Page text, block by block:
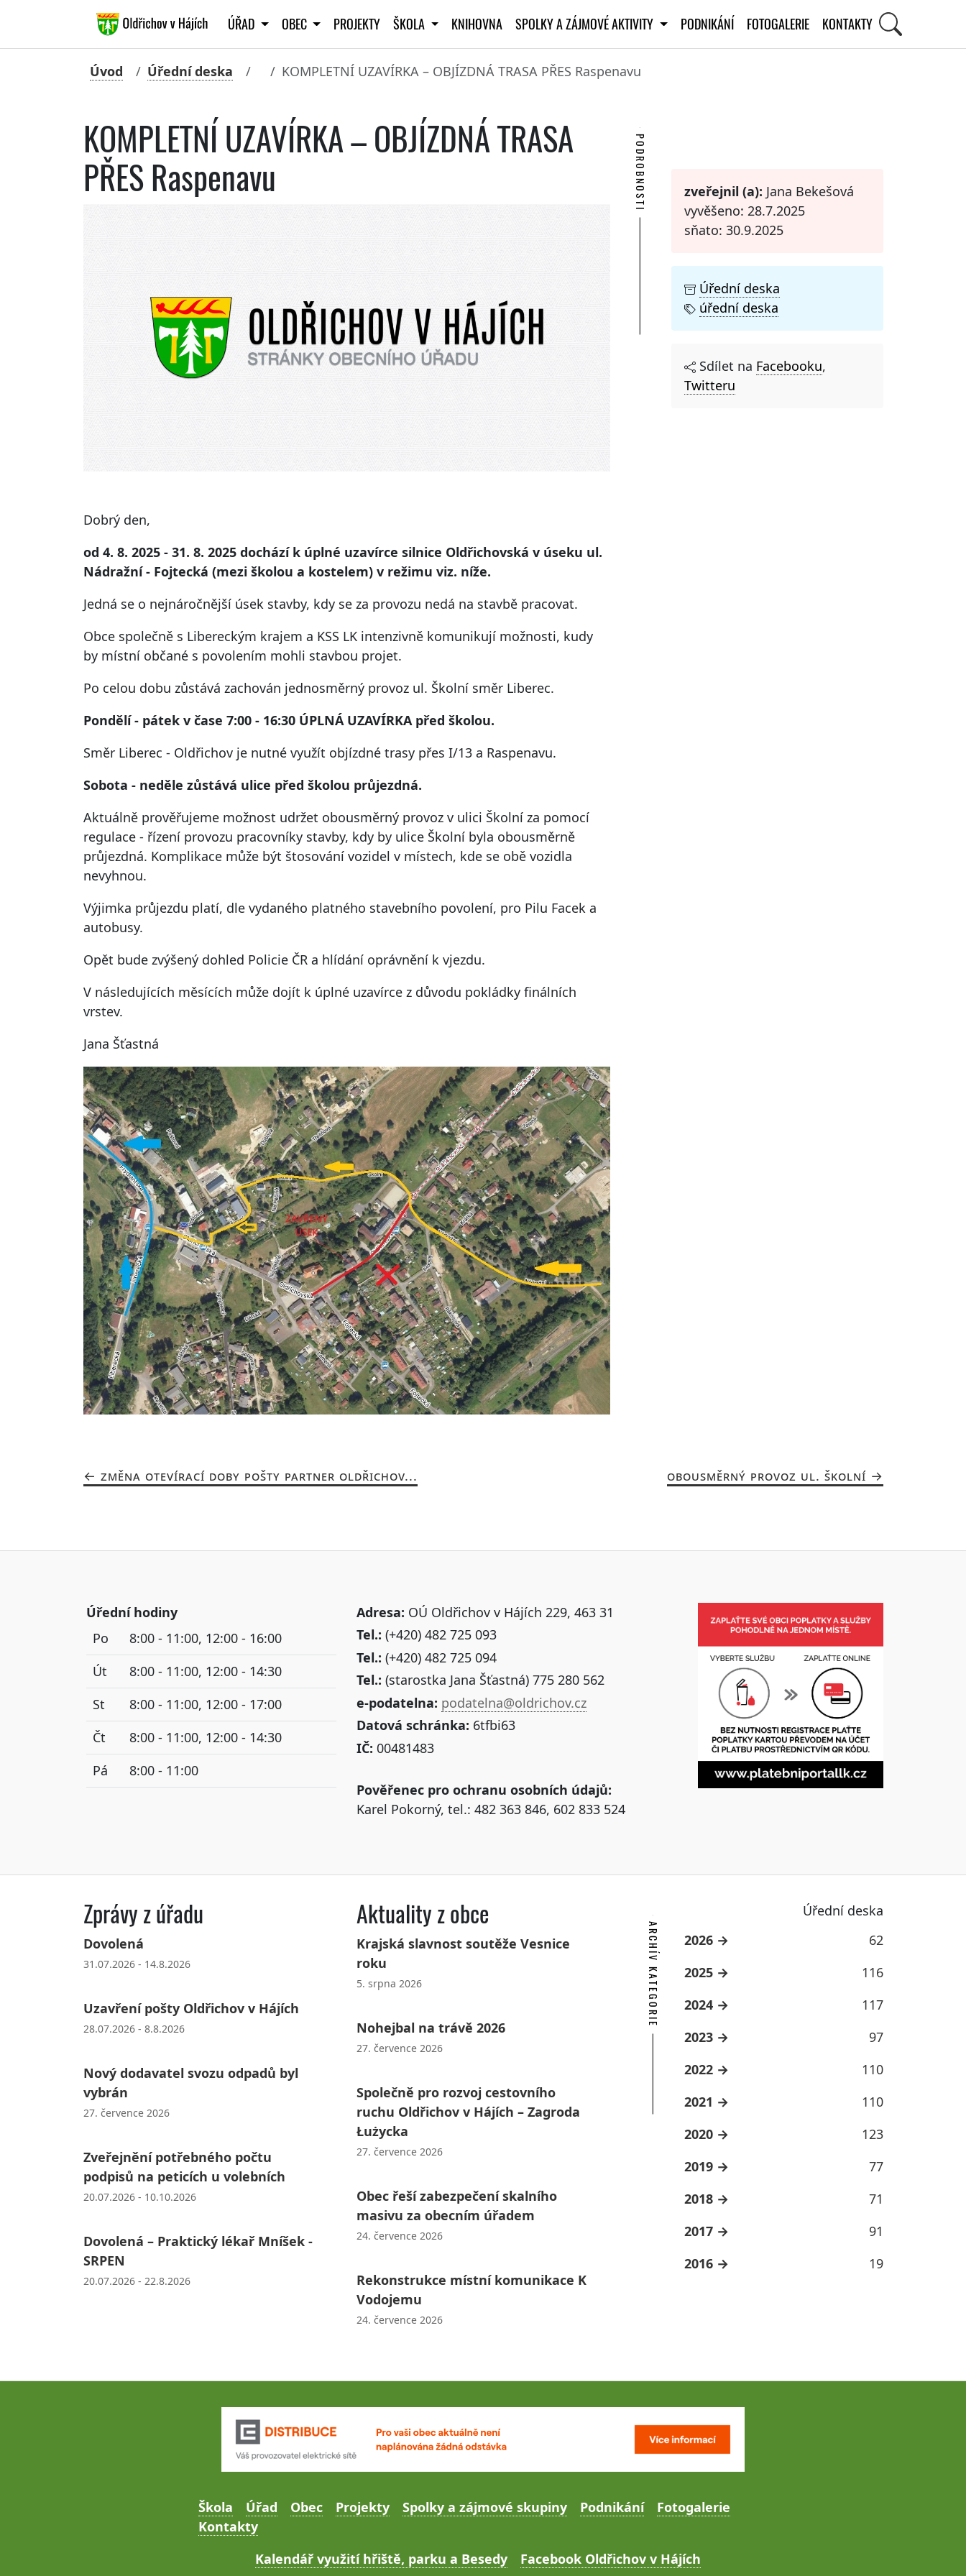
ÚŘAD OBEC PROJEKTY ŠKOLA KNIHOVNA SPOLKY A ZÁJMOVÉ AKTIVITY PODNIKÁNÍ FOTOGALERIE KONTAKTY
Úvod Úřední deska KOMPLETNÍ UZAVÍRKA – OBJÍZDNÁ TRASA PŘES Raspenavu
KOMPLETNÍ UZAVÍRKA – OBJÍZDNÁ TRASA
PŘES Raspenavu
Dobrý den,
od 4. 8. 2025 - 31. 8. 2025 dochází k úplné uzavírce silnice Oldřichovská v úseku ul.
Nádražní - Fojtecká (mezi školou a kostelem) v režimu viz. níže.
Jedná se o nejnáročnější úsek stavby, kdy se za provozu nedá na stavbě pracovat.
Obce společně s Libereckým krajem a KSS LK intenzivně komunikují možnosti, kudy
by místní občané s povolením mohli stavbou projet.
Po celou dobu zůstává zachován jednosměrný provoz ul. Školní směr Liberec.
Pondělí - pátek v čase 7:00 - 16:30 ÚPLNÁ UZAVÍRKA před školou.
Směr Liberec - Oldřichov je nutné využít objízdné trasy přes I/13 a Raspenavu.
Sobota - neděle zůstává ulice před školou průjezdná.
Aktuálně prověřujeme možnost udržet obousměrný provoz v ulici Školní za pomocí
regulace - řízení provozu pracovníky stavby, kdy by ulice Školní byla obousměrně
průjezdná. Komplikace může být štosování vozidel v místech, kde se obě vozidla
nevyhnou.
Výjimka průjezdu platí, dle vydaného platného stavebního povolení, pro Pilu Facek a
autobusy.
Opět bude zvýšený dohled Policie ČR a hlídání oprávnění k vjezdu.
V následujících měsících může dojít k úplné uzavírce z důvodu pokládky finálních
vrstev.
Jana Šťastná
PODROBNOSTI zveřejnil (a): Jana Bekešová
vyvěšeno: 28.7.2025
sňato: 30.9.2025
Úřední deska
úřední deska
Sdílet na Facebooku,
Twitteru
ZMĚNA OTEVÍRACÍ DOBY POŠTY PARTNER OLDŘICHOV... OBOUSMĚRNÝ PROVOZ UL. ŠKOLNÍ
Úřední hodiny
Po
8:00 - 11:00, 12:00 - 16:00
Út
8:00 - 11:00, 12:00 - 14:30
St
8:00 - 11:00, 12:00 - 17:00
Čt
8:00 - 11:00, 12:00 - 14:30
Pá
8:00 - 11:00
Adresa: OÚ Oldřichov v Hájích 229, 463 31
Tel.: (+420) 482 725 093
Tel.: (+420) 482 725 094
Tel.: (starostka Jana Šťastná) 775 280 562
e-podatelna: podatelna@oldrichov.cz
Datová schránka: 6tfbi63
IČ: 00481483
Pověřenec pro ochranu osobních údajů:
Karel Pokorný, tel.: 482 363 846, 602 833 524
Zprávy z úřadu
Dovolená
31.07.2026 - 14.8.2026
Uzavření pošty Oldřichov v Hájích
28.07.2026 - 8.8.2026
Nový dodavatel svozu odpadů byl
vybrán
27. července 2026
Zveřejnění potřebného počtu
podpisů na peticích u volebních
20.07.2026 - 10.10.2026
Dovolená – Praktický lékař Mníšek -
SRPEN
20.07.2026 - 22.8.2026
Aktuality z obce
Krajská slavnost soutěže Vesnice
roku
5. srpna 2026
Nohejbal na trávě 2026
27. července 2026
Společně pro rozvoj cestovního
ruchu Oldřichov v Hájích – Zagroda
Łużycka
27. července 2026
Obec řeší zabezpečení skalního
masivu za obecním úřadem
24. července 2026
Rekonstrukce místní komunikace K
Vodojemu
24. července 2026
Úřední deska
ARCHÍV KATEGORIE 2026
62
2025
116
2024
117
2023
97
2022
110
2021
110
2020
123
2019
77
2018
71
2017
91
2016
19
Škola Úřad Obec Projekty Spolky a zájmové skupiny Podnikání
Fotogalerie
Kontakty
Kalendář využití hřiště, parku a Besedy
Facebook Oldřichov v Hájích